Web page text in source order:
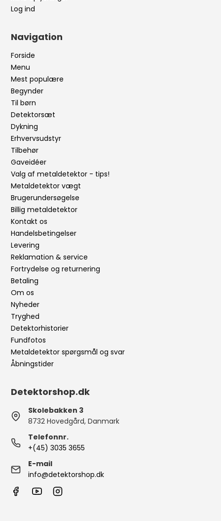
Log ind
Navigation
Forside
Menu
Mest populære
Begynder
Til børn
Detektorsæt
Dykning
Erhvervsudstyr
Tilbehør
Gaveidéer
Valg af metaldetektor - tips!
Metaldetektor vægt
Brugerundersøgelse
Billig metaldetektor
Kontakt os
Handelsbetingelser
Levering
Reklamation & service
Fortrydelse og returnering
Betaling
Om os
Nyheder
Tryghed
Detektorhistorier
Fundfotos
Metaldetektor spørgsmål og svar
Åbningstider
Detektorshop.dk
Skolebakken 3
8732 Hovedgård, Danmark
Telefonnr.
+(45) 3035 3655
E-mail
info@detektorshop.dk